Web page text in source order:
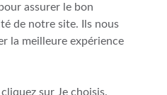
de résolution
assurer le bon
de notre site. Ils nous
la meilleure expérience
sur Je choisis.